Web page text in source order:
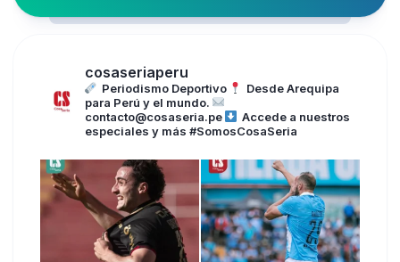
cosaseriaperu
Periodismo Deportivo
Desde Arequipa
para Perú y el mundo.
contacto@cosaseria.pe
Accede a nuestros
especiales y más #SomosCosaSeria